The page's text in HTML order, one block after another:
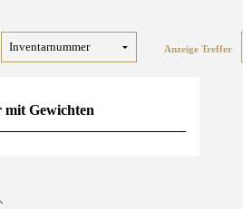
Anzeige Treffer
mit Gewichten